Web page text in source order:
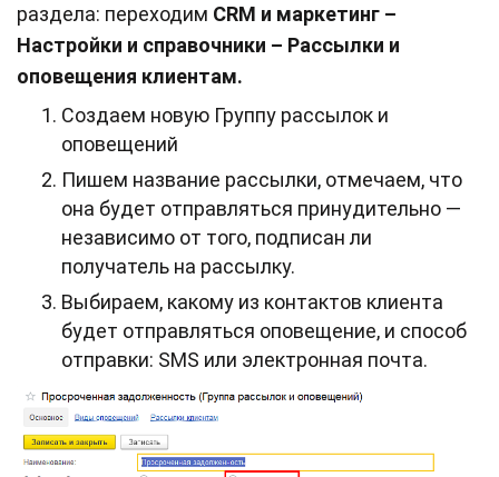
раздела: переходим CRM и маркетинг –
Настройки и справочники – Рассылки и
оповещения клиентам.
Создаем новую Группу рассылок и
оповещений
Пишем название рассылки, отмечаем, что
она будет отправляться принудительно —
независимо от того, подписан ли
получатель на рассылку.
Выбираем, какому из контактов клиента
будет отправляться оповещение, и способ
отправки: SMS или электронная почта.